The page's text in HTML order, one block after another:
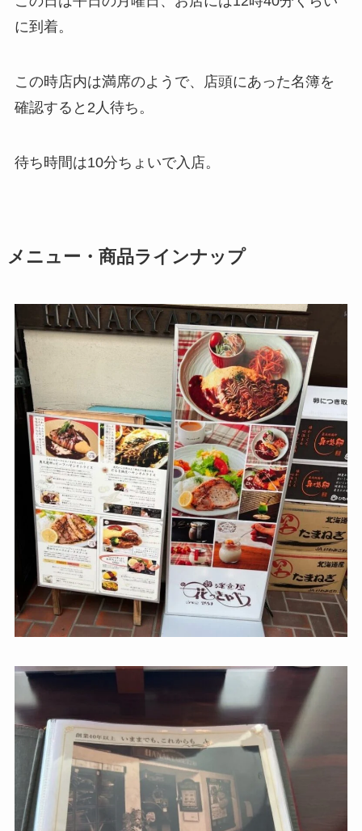
に到着。
この時店内は満席のようで、店頭にあった名簿を
確認すると2人待ち。
待ち時間は10分ちょいで入店。
メニュー・商品ラインナップ